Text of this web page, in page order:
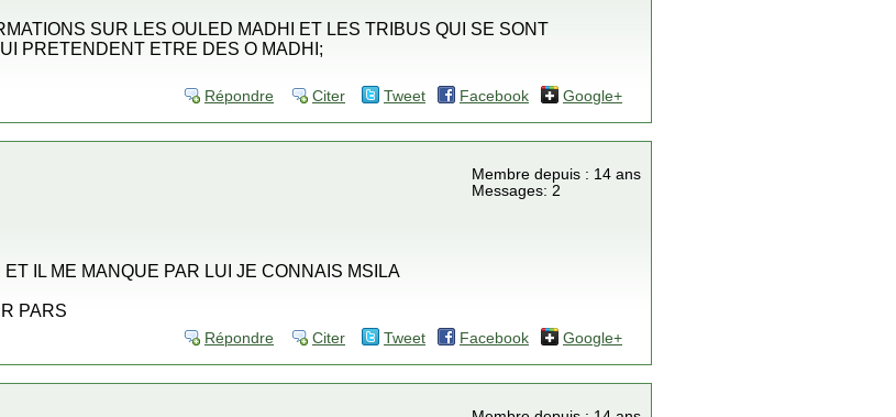
SUR LES OULED MADHI ET LES TRIBUS QUI SE SONT
PRETENDENT ETRE DES O MADHI;
Répondre Citer Tweet Facebook Google+
Membre depuis : 14 ans
Messages: 2
IL ME MANQUE PAR LUI JE CONNAIS MSILA
PARS
Répondre Citer Tweet Facebook Google+